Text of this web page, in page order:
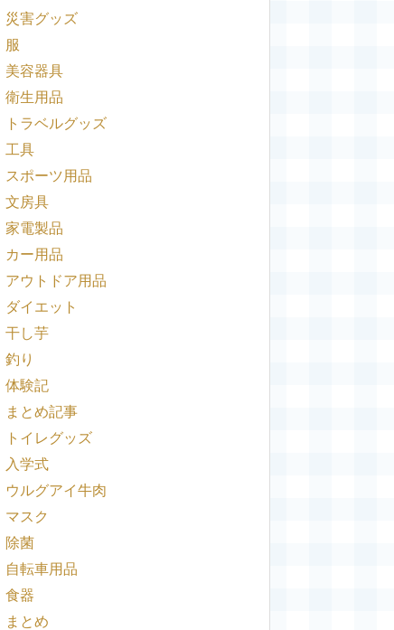
災害グッズ
服
美容器具
衛生用品
トラベルグッズ
工具
スポーツ用品
文房具
家電製品
カー用品
アウトドア用品
ダイエット
干し芋
釣り
体験記
まとめ記事
トイレグッズ
入学式
ウルグアイ牛肉
マスク
除菌
自転車用品
食器
まとめ